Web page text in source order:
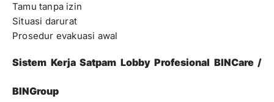
Tamu tanpa izin
Situasi darurat
Prosedur evakuasi awal
Sistem Kerja Satpam Lobby Profesional BINCare /
BINGroup